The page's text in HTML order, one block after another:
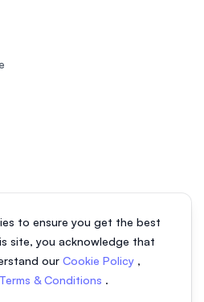
to ensure you get the best
site, you acknowledge that
our Cookie Policy ,
Terms & Conditions .
registration number 200801016907